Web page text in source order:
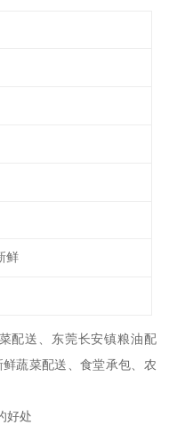
鲜
配送、东莞长安镇粮油配
蔬菜配送、食堂承包、农
好处